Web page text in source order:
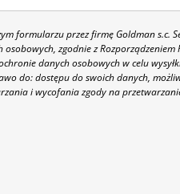
formularzu przez firmę Goldman s.c.
zgodnie z
danych osobowych w celu
do: dostępu do swoich danych,
i wycofania zgody na